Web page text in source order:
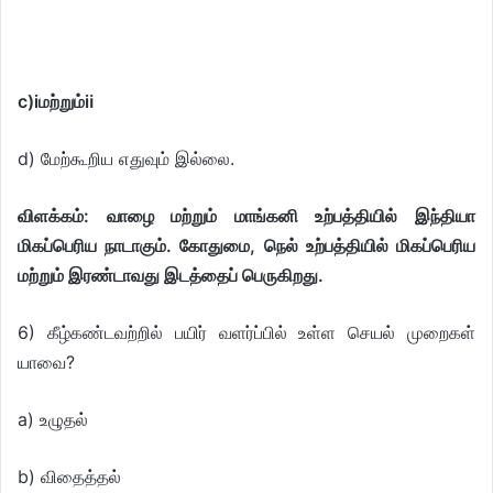
c)ⅰமற்றும்ⅱ
d) மேற்கூறிய எதுவும் இல்லை.
விளக்கம்: வாழை மற்றும் மாங்கனி உற்பத்தியில் இந்தியா
மிகப்பெரிய நாடாகும். கோதுமை, நெல் உற்பத்தியில் மிகப்பெரிய
மற்றும் இரண்டாவது இடத்தைப் பெருகிறது.
6) கீழ்கண்டவற்றில் பயிர் வளர்ப்பில் உள்ள செயல் முறைகள்
யாவை?
a) உழுதல்
b) விதைத்தல்